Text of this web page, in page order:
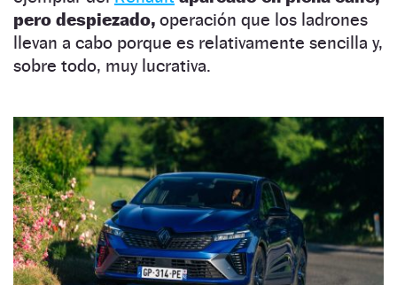
pero despiezado, operación que los ladrones
llevan a cabo porque es relativamente sencilla y,
sobre todo, muy lucrativa.